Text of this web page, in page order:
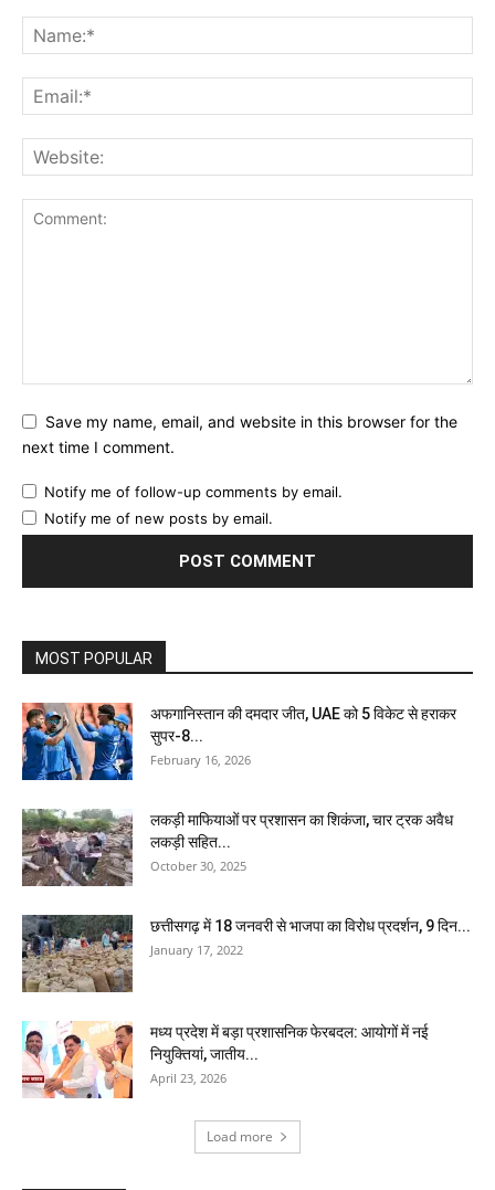
Save my name, email, and website in this browser for the
next time I comment.
Notify me of follow-up comments by email.
Notify me of new posts by email.
MOST POPULAR
अफगानिस्तान की दमदार जीत, UAE को 5 विकेट से हराकर
सुपर-8...
February 16, 2026
लकड़ी माफियाओं पर प्रशासन का शिकंजा, चार ट्रक अवैध
लकड़ी सहित...
October 30, 2025
छत्तीसगढ़ में 18 जनवरी से भाजपा का विरोध प्रदर्शन, 9 दिन...
January 17, 2022
मध्य प्रदेश में बड़ा प्रशासनिक फेरबदल: आयोगों में नई
नियुक्तियां, जातीय...
April 23, 2026
Load more